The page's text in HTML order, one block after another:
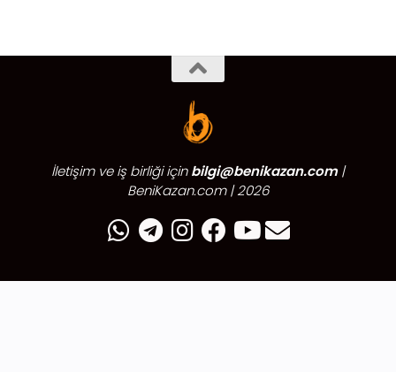
İletişim ve iş birliği içinbilgi@benikazan.com |
BeniKazan.com | 2026